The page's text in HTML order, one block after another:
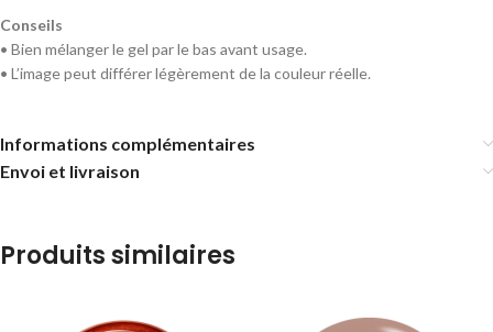
Conseils
• Bien mélanger le gel par le bas avant usage.
• L’image peut différer légèrement de la couleur réelle.
Informations complémentaires
Envoi et livraison
Produits similaires